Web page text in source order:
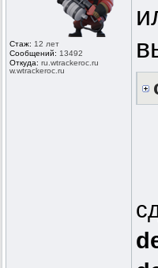
Стаж: 12 лет
Сообщений: 13492
Откуда: ru.wtrackeroc.ru
w.wtrackeroc .ru